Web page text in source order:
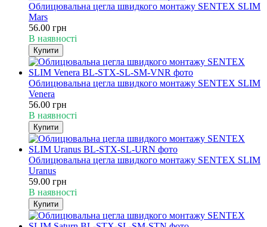
Облицювальна цегла швидкого монтажу SENTEX SLIM
Mars
56.00 грн
В наявності
Купити
Облицювальна цегла швидкого монтажу SENTEX SLIM
Venera
56.00 грн
В наявності
Купити
Облицювальна цегла швидкого монтажу SENTEX SLIM
Uranus
59.00 грн
В наявності
Купити